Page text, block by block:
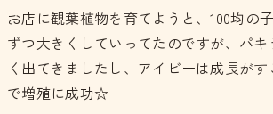
お店に観葉植物を育てようと、100均の
ずつ大きくしていってたのですが、パ
く出てきましたし、アイビーは成長が
で増殖に成功☆